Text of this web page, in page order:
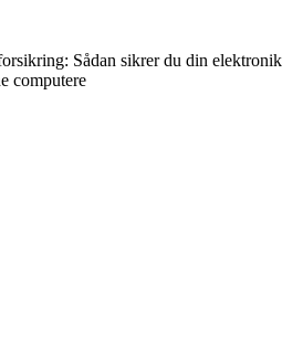
Sådan sikrer du din elektronik
computere